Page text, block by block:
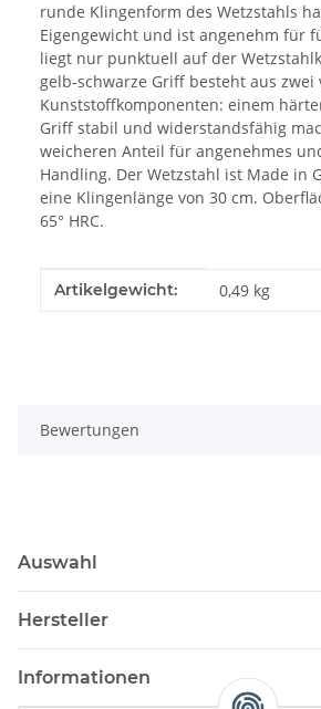
runde Klingenform des Wetzstahls
Eigengewicht und ist angenehm für
liegt nur punktuell auf der
gelb-schwarze Griff besteht aus zwei
Kunststoffkomponenten: einem
Griff stabil und widerstandsfähig
weicheren Anteil für angenehmes
Handling. Der Wetzstahl ist Made in
eine Klingenlänge von 30 cm.
65° HRC.
Produkteigenschaft
Wert
Artikelgewicht: 0,49 kg
Bewertungen
Auswahl
Hersteller
Informationen